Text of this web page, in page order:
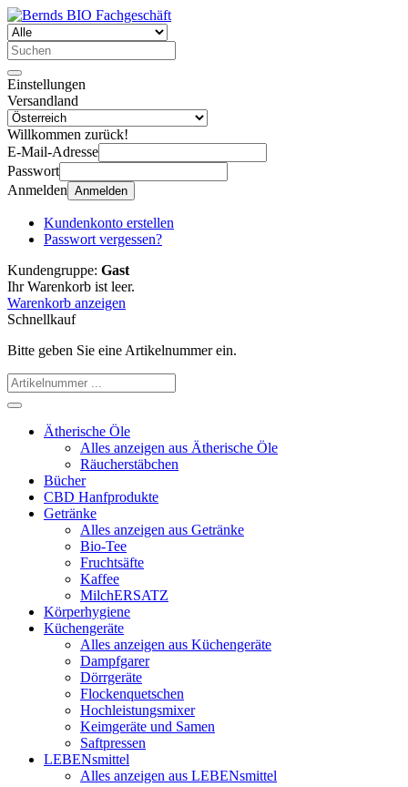
Einstellungen
Versandland
Willkommen zurück!
E-Mail-Adresse
Passwort
Anmelden Anmelden
Kundenkonto erstellen
Passwort vergessen?
Kundengruppe: Gast
Ihr Warenkorb ist leer.
Warenkorb anzeigen
Schnellkauf
Bitte geben Sie eine Artikelnummer ein.
Ätherische Öle
Alles anzeigen aus Ätherische Öle
Räucherstäbchen
Bücher
CBD Hanfprodukte
Getränke
Alles anzeigen aus Getränke
Bio-Tee
Fruchtsäfte
Kaffee
MilchERSATZ
Körperhygiene
Küchengeräte
Alles anzeigen aus Küchengeräte
Dampfgarer
Dörrgeräte
Flockenquetschen
Hochleistungsmixer
Keimgeräte und Samen
Saftpressen
LEBENsmittel
Alles anzeigen aus LEBENsmittel